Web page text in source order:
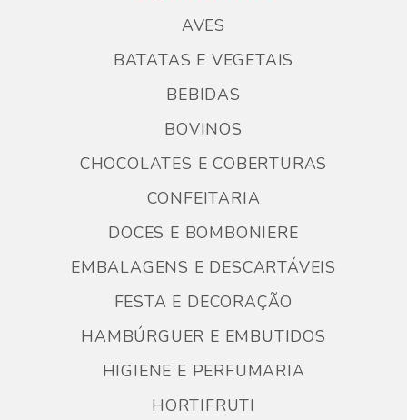
AVES
BATATAS E VEGETAIS
BEBIDAS
BOVINOS
CHOCOLATES E COBERTURAS
CONFEITARIA
DOCES E BOMBONIERE
EMBALAGENS E DESCARTÁVEIS
FESTA E DECORAÇÃO
HAMBÚRGUER E EMBUTIDOS
HIGIENE E PERFUMARIA
HORTIFRUTI